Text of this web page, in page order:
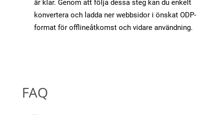
är klar. Genom att följa dessa steg kan du enkelt
konvertera och ladda ner webbsidor i önskat ODP-
format för offlineåtkomst och vidare användning.
FAQ